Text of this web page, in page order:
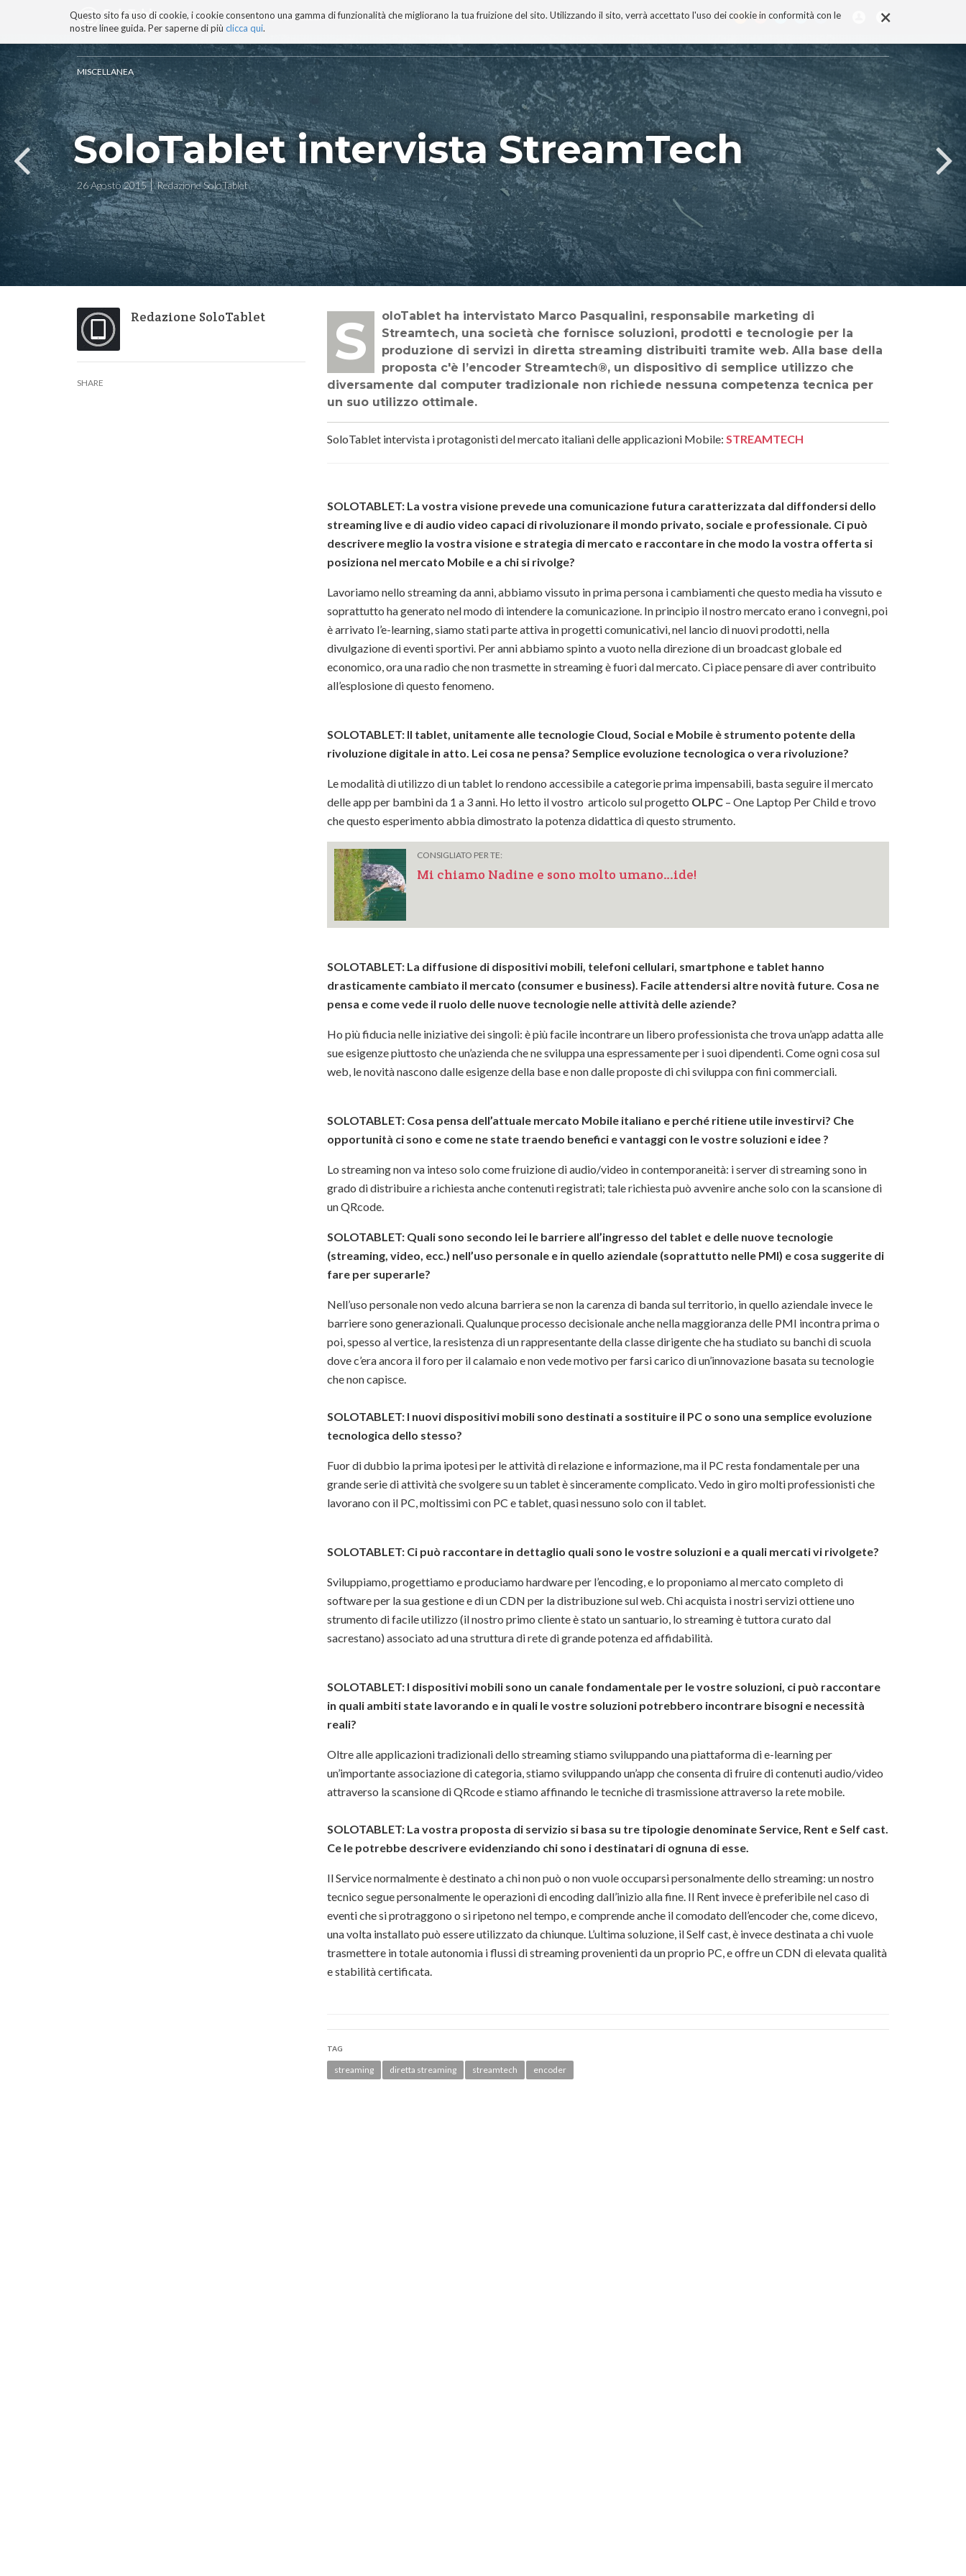
×
Questo sito fa uso di cookie, i cookie consentono una gamma di funzionalità che migliorano la tua fruizione del sito. Utilizzando il sito, verrà accettato l'uso dei cookie in conformità con le
nostre linee guida. Per saperne di più clicca qui.
BLOG TECNOCONSAPEVOLEZZA TECNOBIBLIOGRAFIA I MIEI LIBRI PROGETTO
ai
contenuti.
|
Salta
alla
navigazione
MISCELLANEA
SoloTablet intervista StreamTech
26 Agosto 2015 Redazione SoloTablet
Redazione SoloTablet
SHARE
SoloTablet ha intervistato Marco Pasqualini, responsabile marketing di
Streamtech, una società che fornisce soluzioni, prodotti e tecnologie per la
produzione di servizi in diretta streaming distribuiti tramite web. Alla base della
proposta c'è l’encoder Streamtech®, un dispositivo di semplice utilizzo che
diversamente dal computer tradizionale non richiede nessuna competenza tecnica per
un suo utilizzo ottimale.
SoloTablet intervista i protagonisti del mercato italiani delle applicazioni Mobile: STREAMTECH
SOLOTABLET: La vostra visione prevede una comunicazione futura caratterizzata dal diffondersi dello
streaming live e di audio video capaci di rivoluzionare il mondo privato, sociale e professionale. Ci può
descrivere meglio la vostra visione e strategia di mercato e raccontare in che modo la vostra offerta si
posiziona nel mercato Mobile e a chi si rivolge?
Lavoriamo nello streaming da anni, abbiamo vissuto in prima persona i cambiamenti che questo media ha vissuto e
soprattutto ha generato nel modo di intendere la comunicazione. In principio il nostro mercato erano i convegni, poi
è arrivato l’e-learning, siamo stati parte attiva in progetti comunicativi, nel lancio di nuovi prodotti, nella
divulgazione di eventi sportivi. Per anni abbiamo spinto a vuoto nella direzione di un broadcast globale ed
economico, ora una radio che non trasmette in streaming è fuori dal mercato. Ci piace pensare di aver contribuito
all’esplosione di questo fenomeno.
SOLOTABLET: Il tablet, unitamente alle tecnologie Cloud, Social e Mobile è strumento potente della
rivoluzione digitale in atto. Lei cosa ne pensa? Semplice evoluzione tecnologica o vera rivoluzione?
Le modalità di utilizzo di un tablet lo rendono accessibile a categorie prima impensabili, basta seguire il mercato
delle app per bambini da 1 a 3 anni. Ho letto il vostro articolo sul progetto OLPC – One Laptop Per Child e trovo
che questo esperimento abbia dimostrato la potenza didattica di questo strumento.
CONSIGLIATO PER TE:
Mi chiamo Nadine e sono molto umano…ide!
SOLOTABLET: La diffusione di dispositivi mobili, telefoni cellulari, smartphone e tablet hanno
drasticamente cambiato il mercato (consumer e business). Facile attendersi altre novità future. Cosa ne
pensa e come vede il ruolo delle nuove tecnologie nelle attività delle aziende?
Ho più fiducia nelle iniziative dei singoli: è più facile incontrare un libero professionista che trova un’app adatta alle
sue esigenze piuttosto che un’azienda che ne sviluppa una espressamente per i suoi dipendenti. Come ogni cosa sul
web, le novità nascono dalle esigenze della base e non dalle proposte di chi sviluppa con fini commerciali.
SOLOTABLET: Cosa pensa dell’attuale mercato Mobile italiano e perché ritiene utile investirvi? Che
opportunità ci sono e come ne state traendo benefici e vantaggi con le vostre soluzioni e idee ?
Lo streaming non va inteso solo come fruizione di audio/video in contemporaneità: i server di streaming sono in
grado di distribuire a richiesta anche contenuti registrati; tale richiesta può avvenire anche solo con la scansione di
un QRcode.
SOLOTABLET: Quali sono secondo lei le barriere all’ingresso del tablet e delle nuove tecnologie
(streaming, video, ecc.) nell’uso personale e in quello aziendale (soprattutto nelle PMI) e cosa suggerite di
fare per superarle?
Nell’uso personale non vedo alcuna barriera se non la carenza di banda sul territorio, in quello aziendale invece le
barriere sono generazionali. Qualunque processo decisionale anche nella maggioranza delle PMI incontra prima o
poi, spesso al vertice, la resistenza di un rappresentante della classe dirigente che ha studiato su banchi di scuola
dove c’era ancora il foro per il calamaio e non vede motivo per farsi carico di un’innovazione basata su tecnologie
che non capisce.
SOLOTABLET: I nuovi dispositivi mobili sono destinati a sostituire il PC o sono una semplice evoluzione
tecnologica dello stesso?
Fuor di dubbio la prima ipotesi per le attività di relazione e informazione, ma il PC resta fondamentale per una
grande serie di attività che svolgere su un tablet è sinceramente complicato. Vedo in giro molti professionisti che
lavorano con il PC, moltissimi con PC e tablet, quasi nessuno solo con il tablet.
SOLOTABLET: Ci può raccontare in dettaglio quali sono le vostre soluzioni e a quali mercati vi rivolgete?
Sviluppiamo, progettiamo e produciamo hardware per l’encoding, e lo proponiamo al mercato completo di
software per la sua gestione e di un CDN per la distribuzione sul web. Chi acquista i nostri servizi ottiene uno
strumento di facile utilizzo (il nostro primo cliente è stato un santuario, lo streaming è tuttora curato dal
sacrestano) associato ad una struttura di rete di grande potenza ed affidabilità.
SOLOTABLET: I dispositivi mobili sono un canale fondamentale per le vostre soluzioni, ci può raccontare
in quali ambiti state lavorando e in quali le vostre soluzioni potrebbero incontrare bisogni e necessità
reali?
Oltre alle applicazioni tradizionali dello streaming stiamo sviluppando una piattaforma di e-learning per
un’importante associazione di categoria, stiamo sviluppando un’app che consenta di fruire di contenuti audio/video
attraverso la scansione di QRcode e stiamo affinando le tecniche di trasmissione attraverso la rete mobile.
SOLOTABLET: La vostra proposta di servizio si basa su tre tipologie denominate Service, Rent e Self cast.
Ce le potrebbe descrivere evidenziando chi sono i destinatari di ognuna di esse.
Il Service normalmente è destinato a chi non può o non vuole occuparsi personalmente dello streaming: un nostro
tecnico segue personalmente le operazioni di encoding dall’inizio alla fine. Il Rent invece è preferibile nel caso di
eventi che si protraggono o si ripetono nel tempo, e comprende anche il comodato dell’encoder che, come dicevo,
una volta installato può essere utilizzato da chiunque. L’ultima soluzione, il Self cast, è invece destinata a chi vuole
trasmettere in totale autonomia i flussi di streaming provenienti da un proprio PC, e offre un CDN di elevata qualità
e stabilità certificata.
TAG
streaming diretta streaming streamtech encoder